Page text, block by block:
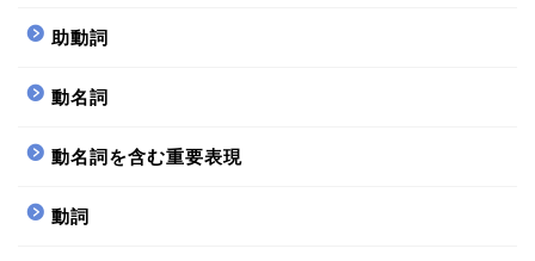
助動詞
動名詞
動名詞を含む重要表現
動詞